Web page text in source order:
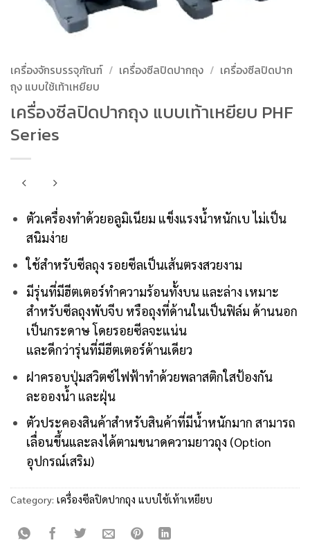
เครื่องจักรบรรจุภัณฑ์ / เครื่องซีลปิดปากถุง / เครื่องซีลปิดปาก
ถุง แบบใช้เท้าเหยียบ
เครื่องซีลปิดปากถุง แบบเท้าเหยียบ PHF
Series
ตัวเครื่องทำด้วยอลูมิเนียม แข็งแรงน้ำหนักเบ ไม่เป็น
สนิมง่าย
ใช้สำหรับซีลถุง รอยซีลเป็นเส้นตรงสวยงาม
มีรุ่นที่มีฮีตเตอร์ทำความร้อนทั้งบน และล่าง เหมาะ
สำหรับซีลถุงพับจีบ หรือถุงที่ด้านในเป็นฟิล์ม ด้านนอก
เป็นกระดาษ โดยรอยซีลจะแน่น
และดีกว่ารุ่นที่มีฮีตเตอร์ด้านเดียว
ฝาครอบปุ่มสวิตซ์ไฟฟ้าทำด้วยพลาสติกใสป้องกัน
ละอองน้ำ และฝุ่น
ตัวประคองสินค้าสำหรับสินค้าที่มีน้ำหนักมาก สามารถ
เลื่อนขึ้นและลงได้ตามขนาดความยาวถุง (Option
อุปกรณ์เสริม)
Category: เครื่องซีลปิดปากถุง แบบใช้เท้าเหยียบ